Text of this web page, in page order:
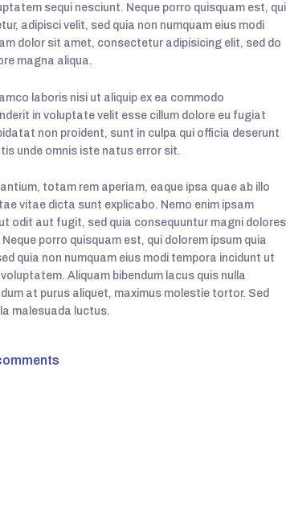
sequi nesciunt. Neque porro quisquam est, qui
adipisci velit, sed quia non numquam eius modi
dolor sit amet, consectetur adipisicing elit, sed do
magna aliqua.
laboris nisi ut aliquip ex ea commodo
in voluptate velit esse cillum dolore eu fugiat
non proident, sunt in culpa qui officia deserunt
unde omnis iste natus error sit.
totam rem aperiam, eaque ipsa quae ab illo
vitae dicta sunt explicabo. Nemo enim ipsam
odit aut fugit, sed quia consequuntur magni dolores
porro quisquam est, qui dolorem ipsum quia
quia non numquam eius modi tempora incidunt ut
Aliquam bibendum lacus quis nulla
at purus aliquet, maximus molestie tortor. Sed
malesuada luctus.